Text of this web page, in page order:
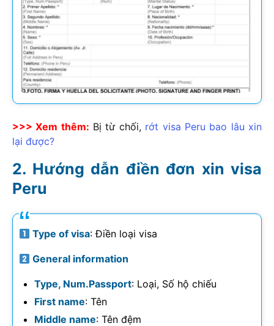
>>> Xem thêm: Bị từ chối, rớt visa Peru bao lâu xin
lại được?
Hướng dẫn điền đơn xin visa
Peru
Type of visa: Điền loại visa
General information
Type, Num.Passport: Loại, Số hộ chiếu
First name: Tên
Middle name: Tên đệm